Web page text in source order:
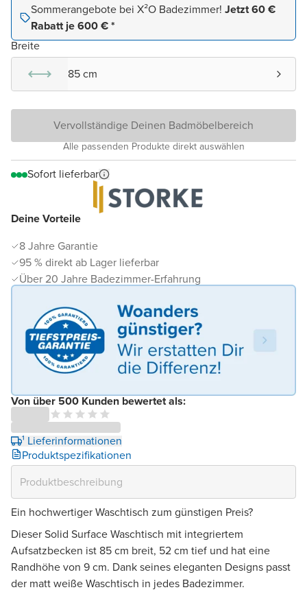
Deine Vorteile
8 Jahre Garantie
95 % direkt ab Lager lieferbar
Über 20 Jahre Badezimmer-Erfahrung
Von über 500 Kunden bewertet als:
¹ Lieferinformationen
Produktspezifikationen
Sommerangebote bei X²O Badezimmer! Jetzt 60 €
Rabatt je 600 € *
Breite
85 cm
Vervollständige Deinen Badmöbelbereich
Alle passenden Produkte direkt auswählen
Sofort lieferbar
Ein hochwertiger Waschtisch zum günstigen Preis?
Dieser Solid Surface Waschtisch mit integriertem
Aufsatzbecken ist 85 cm breit, 52 cm tief und hat eine
Randhöhe von 9 cm. Dank seines eleganten Designs passt
der matt weiße Waschtisch in jedes Badezimmer.